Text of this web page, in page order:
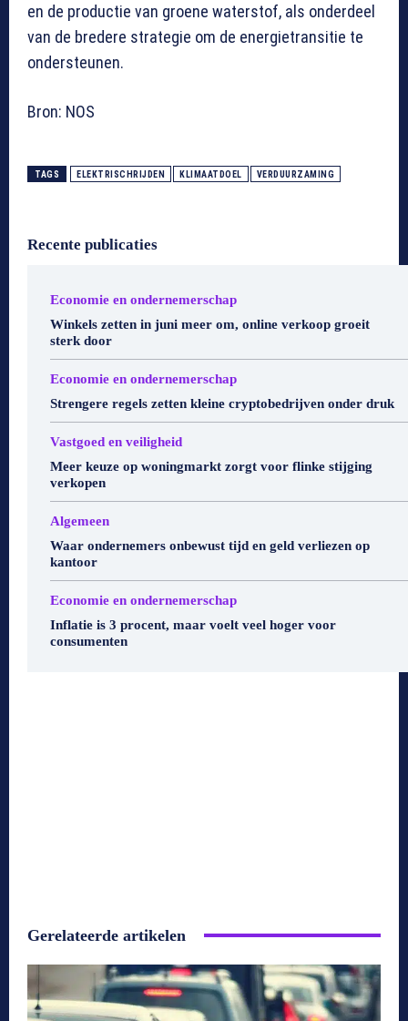
en de productie van groene waterstof, als onderdeel
van de bredere strategie om de energietransitie te
ondersteunen.
Bron: NOS
TAGS ELEKTRISCHRIJDEN KLIMAATDOEL VERDUURZAMING
Recente publicaties
Economie en ondernemerschap
Winkels zetten in juni meer om, online verkoop groeit
sterk door
Economie en ondernemerschap
Strengere regels zetten kleine cryptobedrijven onder druk
Vastgoed en veiligheid
Meer keuze op woningmarkt zorgt voor flinke stijging
verkopen
Algemeen
Waar ondernemers onbewust tijd en geld verliezen op
kantoor
Economie en ondernemerschap
Inflatie is 3 procent, maar voelt veel hoger voor
consumenten
Gerelateerde artikelen